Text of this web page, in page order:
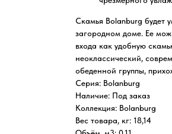
Скамья Bolanburg будет
загородном доме. Ее
входа как удобную
неоклассический,
обеденной группы,
Серия: Bolanburg
Наличие: Под заказ
Коллекция: Bolanburg
Вес товара, кг: 18,14